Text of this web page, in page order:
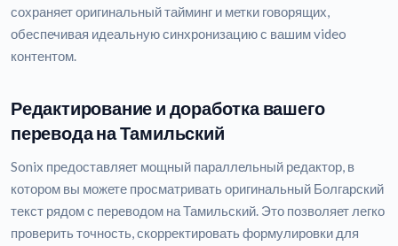
сохраняет оригинальный тайминг и метки говорящих,
обеспечивая идеальную синхронизацию с вашим video
контентом.
Редактирование и доработка вашего
перевода на Тамильский
Sonix предоставляет мощный параллельный редактор, в
котором вы можете просматривать оригинальный Болгарский
текст рядом с переводом на Тамильский. Это позволяет легко
проверить точность, скорректировать формулировки для